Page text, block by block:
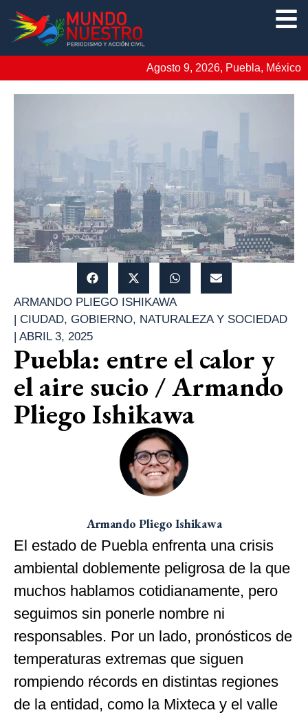
Agosto 9, 2026, Puebla, México
ARMANDO PLIEGO ISHIKAWA
| CIUDAD, GOBIERNO, NATURALEZA Y SOCIEDAD
| ABRIL 3, 2025
Puebla: entre el calor y
el aire sucio / Armando
Pliego Ishikawa
Armando Pliego Ishikawa
El estado de Puebla enfrenta una crisis
ambiental doblemente peligrosa de la que
muchos hablamos cotidianamente, pero
seguimos sin ponerle nombre ni
responsables. Por un lado, pronósticos de
temperaturas extremas que siguen
rompiendo récords en distintas regiones
de la entidad, como la Mixteca y el valle